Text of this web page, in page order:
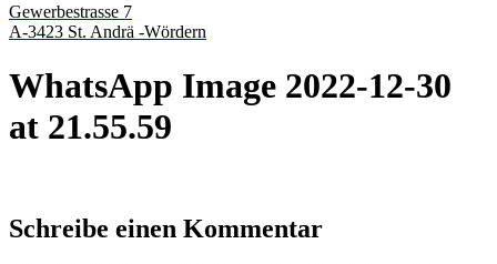
Gewerbestrasse 7
A-3423 St. Andrä -Wördern
WhatsApp Image 2022-12-30
at 21.55.59
Schreibe einen Kommentar